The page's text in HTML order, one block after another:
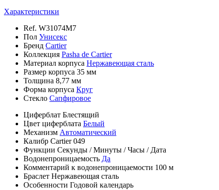
Характеристики
Ref. W31074M7
Пол Унисекс
Бренд Cartier
Коллекция Pasha de Cartier
Материал корпуса Нержавеющая сталь
Размер корпуса 35 мм
Толщина 8,77 мм
Форма корпуса Круг
Стекло Сапфировое
Циферблат Блестящий
Цвет циферблата Белый
Механизм Автоматический
Калибр Cartier 049
Функции Секунды /Минуты /Часы / Дата
Водонепроницаемость Да
Комментарий к водонепроницаемости 100 м
Браслет Нержавеющая сталь
Особенности Годовой календарь